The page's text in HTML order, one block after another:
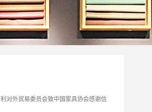
对外贸易委员会致中国家具协会感谢信